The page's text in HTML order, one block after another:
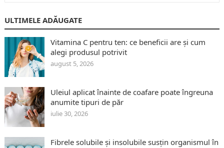
ULTIMELE ADĂUGATE
Vitamina C pentru ten: ce beneficii are și cum
alegi produsul potrivit
august 5, 2026
Uleiul aplicat înainte de coafare poate îngreuna
anumite tipuri de păr
iulie 30, 2026
Fibrele solubile și insolubile susțin organismul în